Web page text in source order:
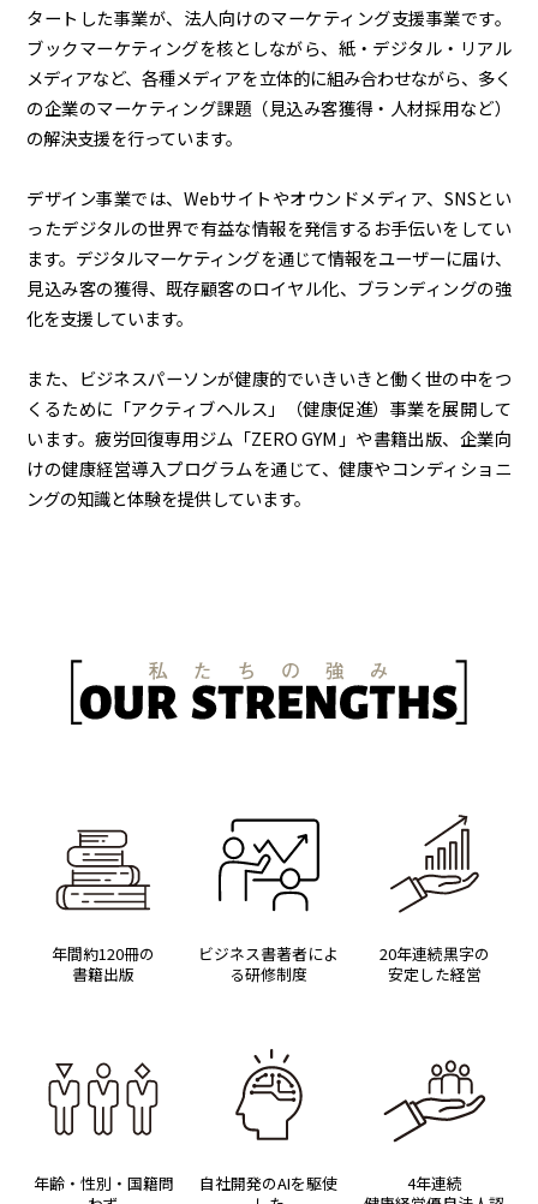
タートした事業が、法人向けのマーケティング支援事業です。
ブックマーケティングを核としながら、紙・デジタル・リアル
メディアなど、各種メディアを立体的に組み合わせながら、多く
の企業のマーケティング課題（見込み客獲得・人材採用など）
の解決支援を行っています。
デザイン事業では、Webサイトやオウンドメディア、SNSとい
ったデジタルの世界で有益な情報を発信するお手伝いをしてい
ます。デジタルマーケティングを通じて情報をユーザーに届け、
見込み客の獲得、既存顧客のロイヤル化、ブランディングの強
化を支援しています。
また、ビジネスパーソンが健康的でいきいきと働く世の中をつ
くるために「アクティブヘルス」（健康促進）事業を展開して
います。疲労回復専用ジム「ZERO GYM」や書籍出版、企業向
けの健康経営導入プログラムを通じて、健康やコンディショニ
ングの知識と体験を提供しています。
年間約120冊の
書籍出版
ビジネス書著者によ
る研修制度
20年連続黒字の
安定した経営
年齢・性別・国籍問
自社開発のAIを駆使
4年連続